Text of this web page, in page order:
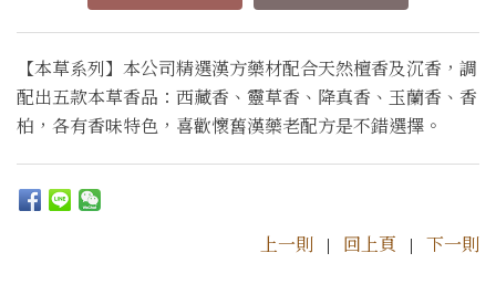
【本草系列】本公司精選漢方藥材配合天然檀香及沉香，調
配出五款本草香品：西藏香、靈草香、降真香、玉蘭香、香
柏，各有香味特色，喜歡懷舊漢藥老配方是不錯選擇。
上一則 | 回上頁 | 下一則